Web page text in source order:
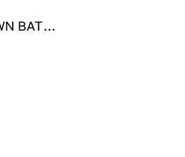
PIXEL'S UNKNOWN BATTLE GROUND